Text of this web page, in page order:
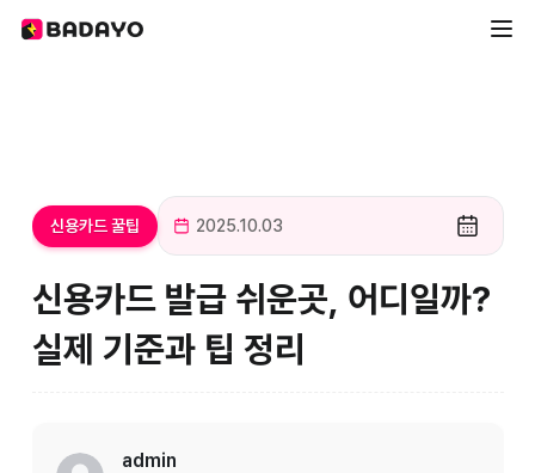
신용카드 꿀팁 2025.10.03
신용카드 발급 쉬운곳, 어디일까?
실제 기준과 팁 정리
admin